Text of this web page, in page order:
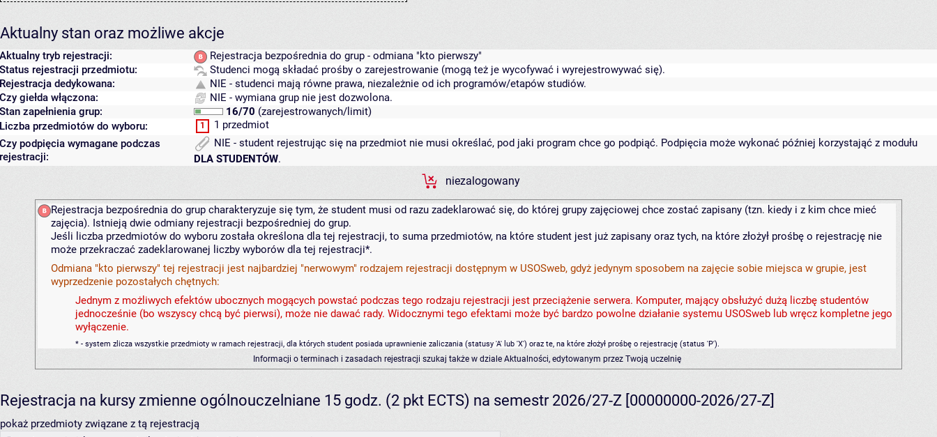
Aktualny stan oraz możliwe akcje
Aktualny tryb rejestracji:
Rejestracja bezpośrednia do grup - odmiana "kto pierwszy"
Status rejestracji przedmiotu:
Studenci mogą składać prośby o zarejestrowanie (mogą też je wycofywać i wyrejestrowywać się).
Rejestracja dedykowana:
NIE - studenci mają równe prawa, niezależnie od ich programów/etapów studiów.
Czy giełda włączona:
NIE - wymiana grup nie jest dozwolona.
Stan zapełnienia grup:
16/70 (zarejestrowanych/limit)
Liczba przedmiotów do wyboru:
1
1 przedmiot
Czy podpięcia wymagane podczas
rejestracji:
NIE - student rejestrując się na przedmiot nie musi określać, pod jaki program chce go podpiąć. Podpięcia może wykonać później korzystająć z modułu
DLA STUDENTÓW.
niezalogowany
Rejestracja bezpośrednia do grup charakteryzuje się tym, że student musi od razu zadeklarować się, do której grupy zajęciowej chce zostać zapisany (tzn. kiedy i z kim chce mieć
zajęcia). Istnieją dwie odmiany rejestracji bezpośredniej do grup.
Jeśli liczba przedmiotów do wyboru została określona dla tej rejestracji, to suma przedmiotów, na które student jest już zapisany oraz tych, na które złożył prośbę o rejestrację nie
może przekraczać zadeklarowanej liczby wyborów dla tej rejestracji*.
Odmiana "kto pierwszy" tej rejestracji jest najbardziej "nerwowym" rodzajem rejestracji dostępnym w USOSweb, gdyż jedynym sposobem na zajęcie sobie miejsca w grupie, jest
wyprzedzenie pozostałych chętnych:
Jednym z możliwych efektów ubocznych mogących powstać podczas tego rodzaju rejestracji jest przeciążenie serwera. Komputer, mający obsłużyć dużą liczbę studentów
jednocześnie (bo wszyscy chcą być pierwsi), może nie dawać rady. Widocznymi tego efektami może być bardzo powolne działanie systemu USOSweb lub wręcz kompletne jego
wyłączenie.
* - system zlicza wszystkie przedmioty w ramach rejestracji, dla których student posiada uprawnienie zaliczania (statusy 'A' lub 'X') oraz te, na które złożył prośbę o rejestrację (status 'P').
Informacji o terminach i zasadach rejestracji szukaj także w dziale Aktualności, edytowanym przez Twoją uczelnię
Rejestracja na kursy zmienne ogólnouczelniane 15 godz. (2 pkt ECTS) na semestr 2026/27-Z [00000000-2026/27-Z]
pokaż przedmioty związane z tą rejestracją